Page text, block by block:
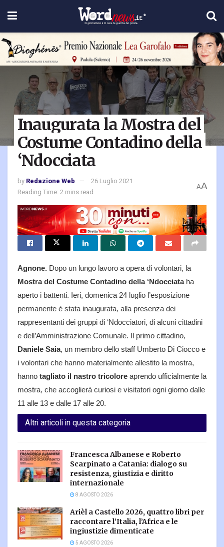
Inaugurata la Mostra del
Costume Contadino della
‘Ndocciata
by Redazione Web
26 Luglio 2021
Reading Time: 2 mins read
AA
Agnone. Dopo un lungo lavoro a opera di volontari, la
Mostra del Costume Contadino della ‘Ndocciataha
aperto i battenti. Ieri, domenica 24 luglio l’esposizione
permanente è stata inaugurata, alla presenza dei
rappresentanti dei gruppi di ‘Ndocciatori, di alcuni cittadini
e dell’Amministrazione Comunale. Il primo cittadino,
Daniele Saia, un membro dello staff Umberto Di Ciocco e
i volontari che hanno materialmente allestito la mostra,
hanno tagliato il nastro tricolore aprendo ufficialmente la
mostra, che accoglierà curiosi e visitatori ogni giorno dalle
11 alle 13 e dalle 17 alle 20.
Altri articoli in questa categoria
Francesca Albanese e Roberto
Scarpinato a Catania: dialogo su
resistenza, giustizia e diritto
internazionale
8 AGOSTO 2026
Arièl a Castello 2026, quattro libri per
raccontare l’Italia, l’Africa e le
ingiustizie dimenticate
5 AGOSTO 2026